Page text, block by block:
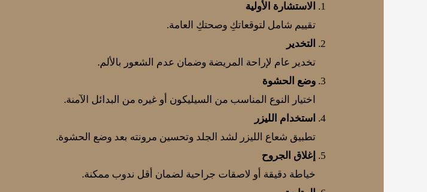
الاستشارة الأولية
تقييم شامل لتوقعاتكِ وصحتكِ العامة.
التخدير
تخدير عام لإراحة المريضة وضمان عدم الشعور بالألم.
وضع الحشوة
اختيار النوع المناسب من السيليكون أو غيره من البدائل الآمنة.
استخدام الليزر
تطبيق شعاع الليزر لشد الجلد وتحسين مرونته بعد وضع الحشوة.
إغلاق الجروح
خياطة دقيقة أو لاصقات جراحية لضمان أقل ندوب ممكنة.